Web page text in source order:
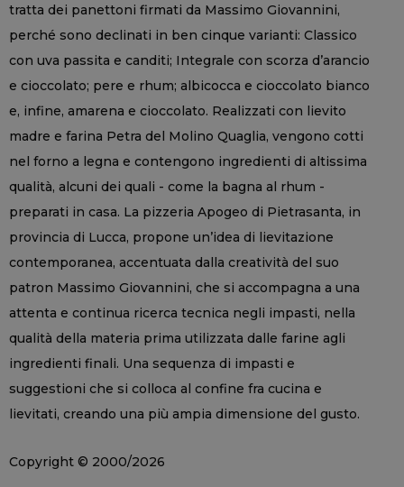
tratta dei panettoni firmati da Massimo Giovannini,
perché sono declinati in ben cinque varianti: Classico
con uva passita e canditi; Integrale con scorza d’arancio
e cioccolato; pere e rhum; albicocca e cioccolato bianco
e, infine, amarena e cioccolato. Realizzati con lievito
madre e farina Petra del Molino Quaglia, vengono cotti
nel forno a legna e contengono ingredienti di altissima
qualità, alcuni dei quali - come la bagna al rhum -
preparati in casa. La pizzeria Apogeo di Pietrasanta, in
provincia di Lucca, propone un’idea di lievitazione
contemporanea, accentuata dalla creatività del suo
patron Massimo Giovannini, che si accompagna a una
attenta e continua ricerca tecnica negli impasti, nella
qualità della materia prima utilizzata dalle farine agli
ingredienti finali. Una sequenza di impasti e
suggestioni che si colloca al confine fra cucina e
lievitati, creando una più ampia dimensione del gusto.
Copyright © 2000/2026